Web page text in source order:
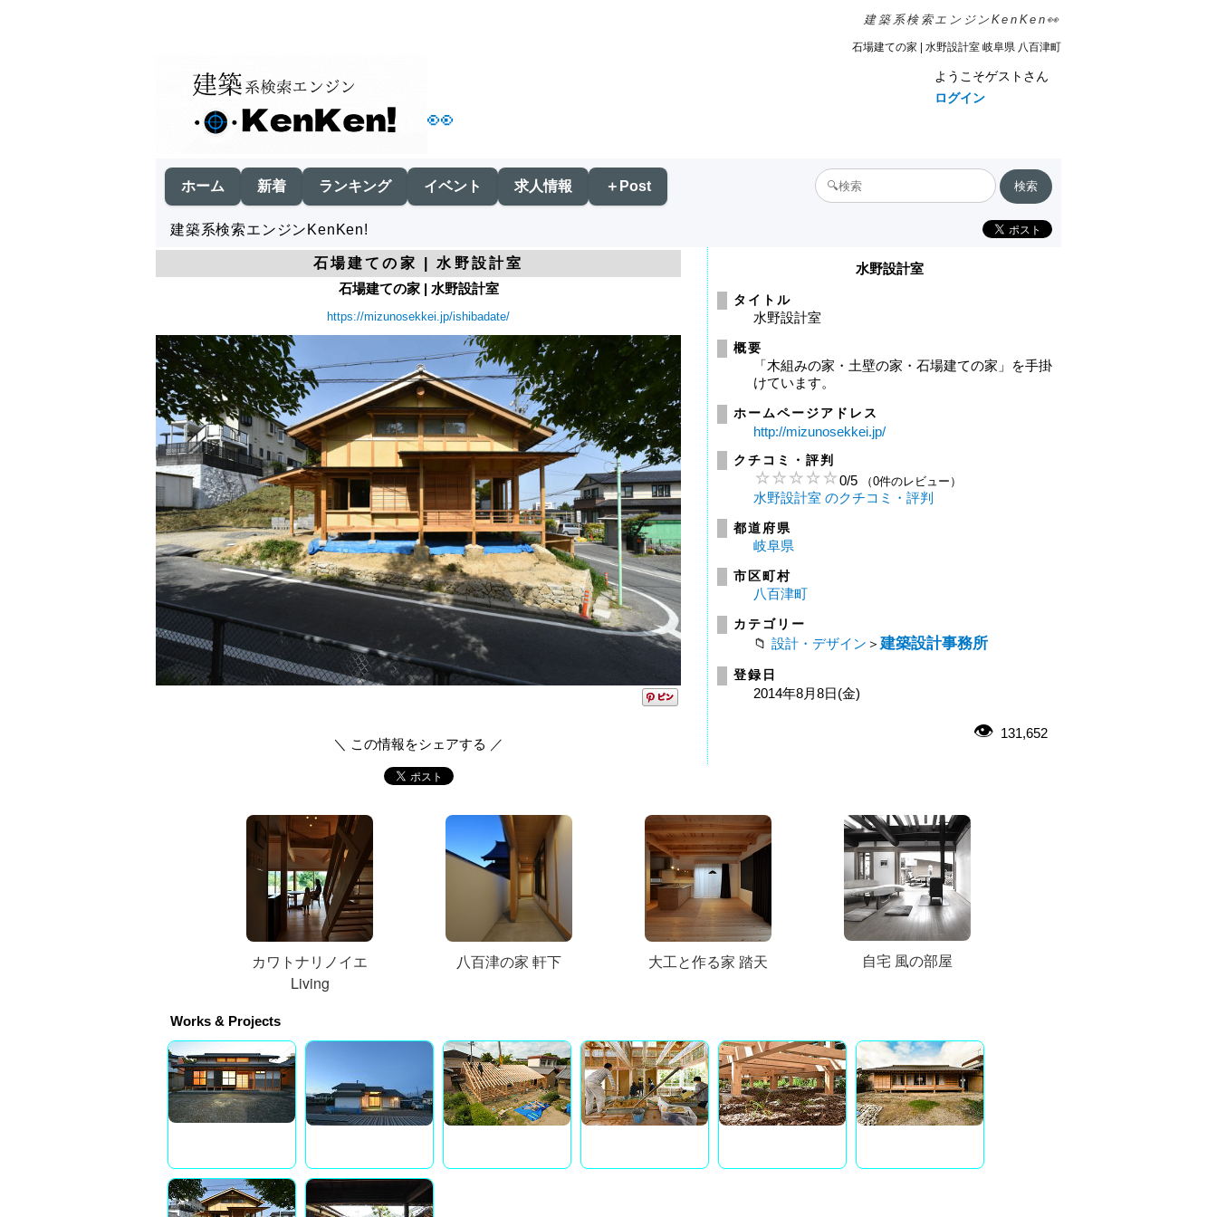
建築系検索エンジンKenKen👀
石場建ての家 | 水野設計室 岐阜県 八百津町
👀
ようこそゲストさん
ログイン
ホーム 新着 ランキング イベント 求人情報 ＋Post
建築系検索エンジンKenKen!
石場建ての家 | 水野設計室
石場建ての家 | 水野設計室
https://mizunosekkei.jp/ishibadate/
＼ この情報をシェアする ／
水野設計室
タイトル
水野設計室
概要
「木組みの家・土壁の家・石場建ての家」を手掛
けています。
ホームページアドレス
http://mizunosekkei.jp/
クチコミ・評判
0/5 （0件のレビュー）
水野設計室 のクチコミ・評判
都道府県
岐阜県
市区町村
八百津町
カテゴリー
設計・デザイン ＞ 建築設計事務所
登録日
2014年8月8日(金)
131,652
カワトナリノイエ
Living
八百津の家 軒下 大工と作る家 踏天 自宅 風の部屋
Works & Projects